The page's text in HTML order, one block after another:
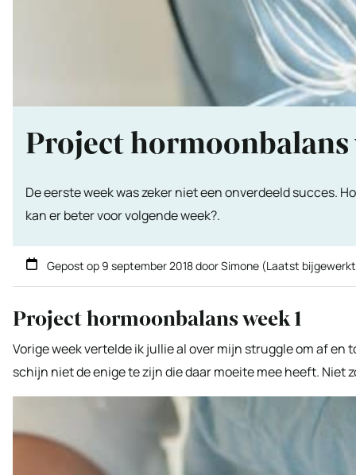
Project hormoonbalans
De eerste week was zeker niet een onverdeeld succes.
kan er beter voor volgende week?.
Gepost op 9 september 2018doorSimone (Laatst
Project hormoonbalans week 1
Vorige week vertelde ik jullie al over mijn struggle om af
schijn niet de enige te zijn die daar moeite mee heeft. Niet